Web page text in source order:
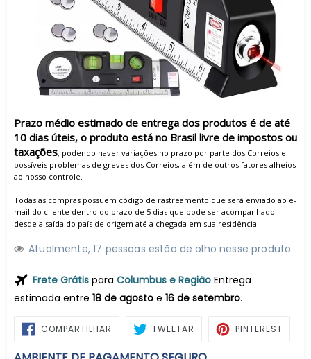
Prazo médio estimado de entrega dos produtos é de até
10 dias úteis, o produto está no Brasil livre de impostos ou
taxações, podendo haver variações no prazo por parte dos Correios e
possíveis problemas de greves dos Correios, além de outros fatores alheios
ao nosso controle.
Todas as compras possuem código de rastreamento que será enviado ao e-
mail do cliente dentro do prazo de 5 dias que pode ser acompanhado
desde a saída do país de origem até a chegada em sua residência.
Atualmente,17 pessoas estão de olho nesse produto
Frete Grátis para Columbus e Região Entrega
estimada entre 18 de agosto e 16 de setembro.
COMPARTILHAR COMPARTILHAR
TWEETAR TWEETARPINTERESTPIN